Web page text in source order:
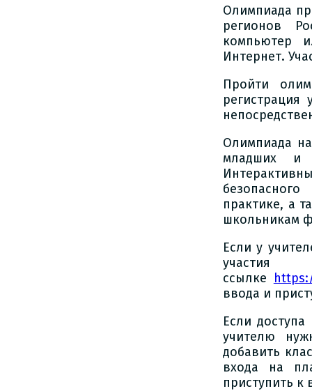
Олимпиада
регионов
компьютер
Интернет.
Пройти
Олимпиада
младших и
практике, а
школьникам
Если у
ссылке
ввода и
Если
учителю
добавить
входа на
приступить к